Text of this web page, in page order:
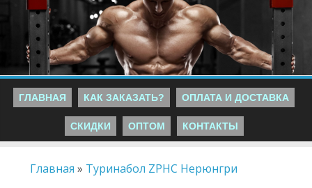
ГЛАВНАЯ КАК ЗАКАЗАТЬ? ОПЛАТА И ДОСТАВКА
СКИДКИ ОПТОМ КОНТАКТЫ
Главная » Туринабол ZPHC Нерюнгри